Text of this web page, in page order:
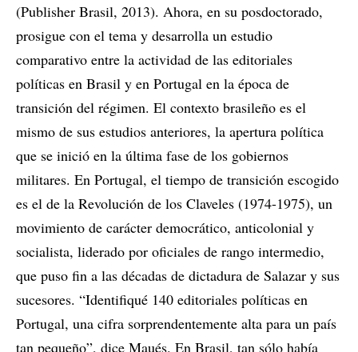
(Publisher Brasil, 2013). Ahora, en su posdoctorado,
prosigue con el tema y desarrolla un estudio
comparativo entre la actividad de las editoriales
políticas en Brasil y en Portugal en la época de
transición del régimen. El contexto brasileño es el
mismo de sus estudios anteriores, la apertura política
que se inició en la última fase de los gobiernos
militares. En Portugal, el tiempo de transición escogido
es el de la Revolución de los Claveles (1974-1975), un
movimiento de carácter democrático, anticolonial y
socialista, liderado por oficiales de rango intermedio,
que puso fin a las décadas de dictadura de Salazar y sus
sucesores. “Identifiqué 140 editoriales políticas en
Portugal, una cifra sorprendentemente alta para un país
tan pequeño”, dice Maués. En Brasil, tan sólo había